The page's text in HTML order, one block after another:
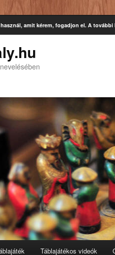
Táblajátékos videók
amit kérem, fogadjon el. A